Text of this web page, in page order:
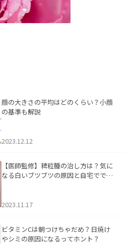
顔の大きさの平均はどのくらい？小顔
の基準も解説
2023.12.12
【医師監修】稗粒腫の治し方は？気に
なる白いブツブツの原因と自宅ででき
2023.11.17
ビタミンCは朝つけちゃだめ？日焼け
やシミの原因になるってホント？